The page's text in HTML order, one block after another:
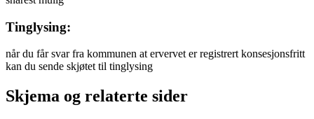
Tinglysing:
når du får svar fra kommunen at ervervet er registrert konsesjonsfritt
kan du sende skjøtet til tinglysing
Skjema og relaterte sider